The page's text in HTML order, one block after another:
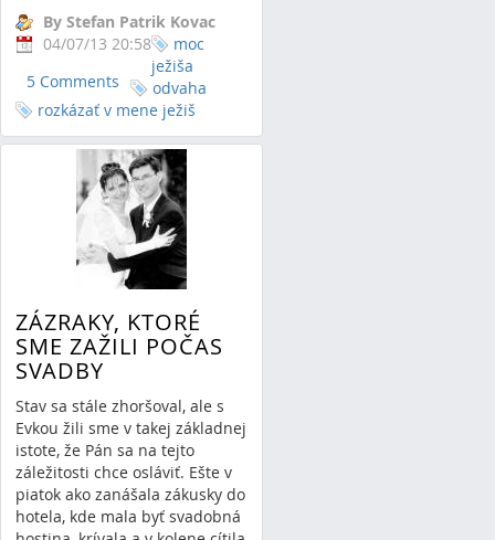
By Stefan Patrik Kovac
04/07/13 20:58
5 Comments
moc
ježiša
odvaha
rozkázať v mene ježiš
ZÁZRAKY, KTORÉ
SME ZAŽILI POČAS
SVADBY
Stav sa stále zhoršoval, ale s
Evkou žili sme v takej základnej
istote, že Pán sa na tejto
záležitosti chce osláviť. Ešte v
piatok ako zanášala zákusky do
hotela, kde mala byť svadobná